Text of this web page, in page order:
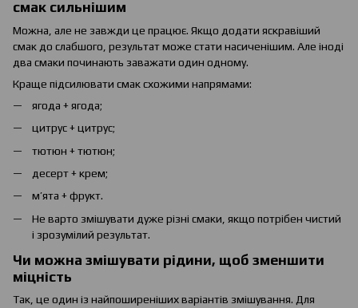
смак сильнішим
Можна, але не завжди це працює. Якщо додати яскравіший
смак до слабшого, результат може стати насиченішим. Але іноді
два смаки починають заважати один одному.
Краще підсилювати смак схожими напрямами:
ягода + ягода;
цитрус + цитрус;
тютюн + тютюн;
десерт + крем;
м’ята + фрукт.
Не варто змішувати дуже різні смаки, якщо потрібен чистий
і зрозумілий результат.
Чи можна змішувати рідини, щоб зменшити
міцність
Так, це один із найпоширеніших варіантів змішування. Для